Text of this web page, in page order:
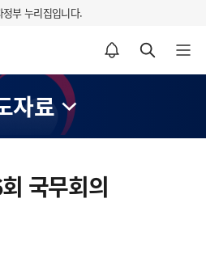
부 누리집입니다.
알림설정 바로가기 검색 바로가기 메뉴 열기
자료
국무회의